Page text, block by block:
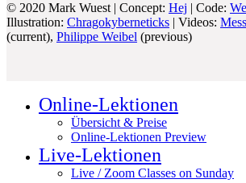
© 2020 Mark Wuest | Concept: Hej | Code:
Illustration: Chragokyberneticks | Videos:
(current), Philippe Weibel (previous)
Online-Lektionen
Übersicht & Preise
Online-Lektionen Preview
Live-Lektionen
Live / Zoom Classes on Sunday